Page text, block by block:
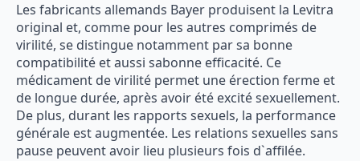
€39.76
à
€209.95
Les fabricants allemands Bayer produisent la Levitra
original et, comme pour les autres comprimés de
virilité, se distingue notamment par sa bonne
compatibilité et aussi sabonne efficacité. Ce
médicament de virilité permet une érection ferme et
de longue durée, après avoir été excité sexuellement.
De plus, durant les rapports sexuels, la performance
générale est augmentée. Les relations sexuelles sans
pause peuvent avoir lieu plusieurs fois d`affilée.